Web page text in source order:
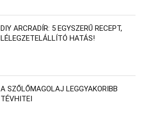
DIY ARCRADÍR: 5 EGYSZERŰ RECEPT,
LÉLEGZETELÁLLÍTÓ HATÁS!
A SZŐLŐMAGOLAJ LEGGYAKORIBB
TÉVHITEI